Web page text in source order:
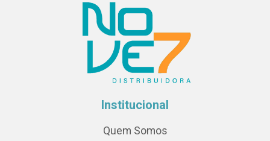
Institucional
Quem Somos